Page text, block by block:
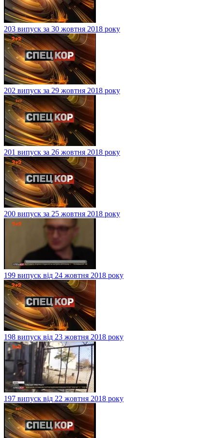
203 випуск за 30 жовтня 2018 року
202 випуск за 29 жовтня 2018 року
201 випуск за 26 жовтня 2018 року
200 випуск за 25 жовтня 2018 року
199 випуск від 24 жовтня 2018 року
198 випуск від 23 жовтня 2018 року
197 випуск від 22 жовтня 2018 року